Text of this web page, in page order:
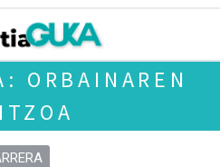
ORBAINAREN